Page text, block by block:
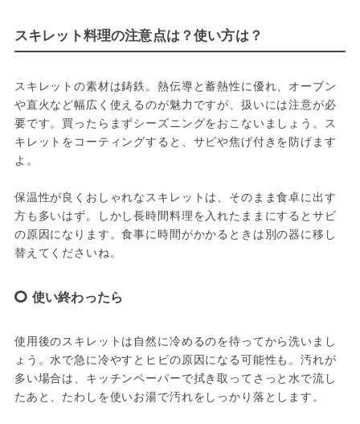
スキレット料理の注意点は？使い方は？
スキレットの素材は鋳鉄。熱伝導と蓄熱性に優れ、オーブン
や直火など幅広く使えるのが魅力ですが、扱いには注意が必
要です。買ったらまずシーズニングをおこないましょう。ス
キレットをコーティングすると、サビや焦げ付きを防げます
よ。
保温性が良くおしゃれなスキレットは、そのまま食卓に出す
方も多いはず。しかし長時間料理を入れたままにするとサビ
の原因になります。食事に時間がかかるときは別の器に移し
替えてくださいね。
使い終わったら
使用後のスキレットは自然に冷めるのを待ってから洗いまし
ょう。水で急に冷やすとヒビの原因になる可能性も。汚れが
多い場合は、キッチンペーパーで拭き取ってさっと水で流し
たあと、たわしを使いお湯で汚れをしっかり落とします。